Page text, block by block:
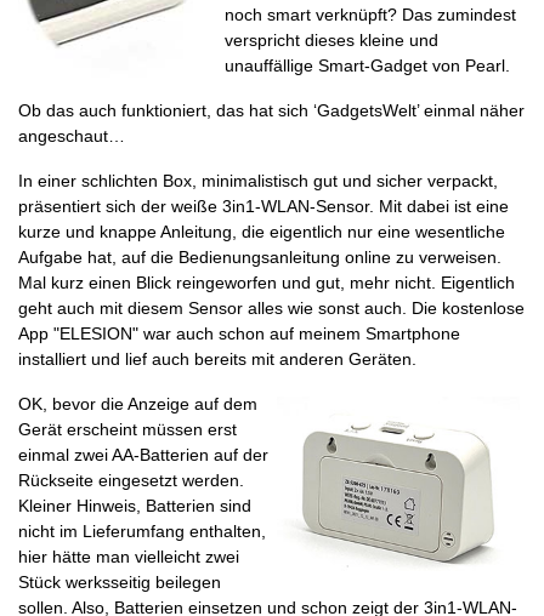
noch smart verknüpft? Das zumindest
verspricht dieses kleine und
unauffällige Smart-Gadget von Pearl.
Ob das auch funktioniert, das hat sich ‘GadgetsWelt’ einmal näher
angeschaut…
In einer schlichten Box, minimalistisch gut und sicher verpackt,
präsentiert sich der weiße 3in1-WLAN-Sensor. Mit dabei ist eine
kurze und knappe Anleitung, die eigentlich nur eine wesentliche
Aufgabe hat, auf die Bedienungsanleitung online zu verweisen.
Mal kurz einen Blick reingeworfen und gut, mehr nicht. Eigentlich
geht auch mit diesem Sensor alles wie sonst auch. Die kostenlose
App "ELESION" war auch schon auf meinem Smartphone
installiert und lief auch bereits mit anderen Geräten.
OK, bevor die Anzeige auf dem
Gerät erscheint müssen erst
einmal zwei AA-Batterien auf der
Rückseite eingesetzt werden.
Kleiner Hinweis, Batterien sind
nicht im Lieferumfang enthalten,
hier hätte man vielleicht zwei
Stück werksseitig beilegen
sollen. Also, Batterien einsetzen und schon zeigt der 3in1-WLAN-